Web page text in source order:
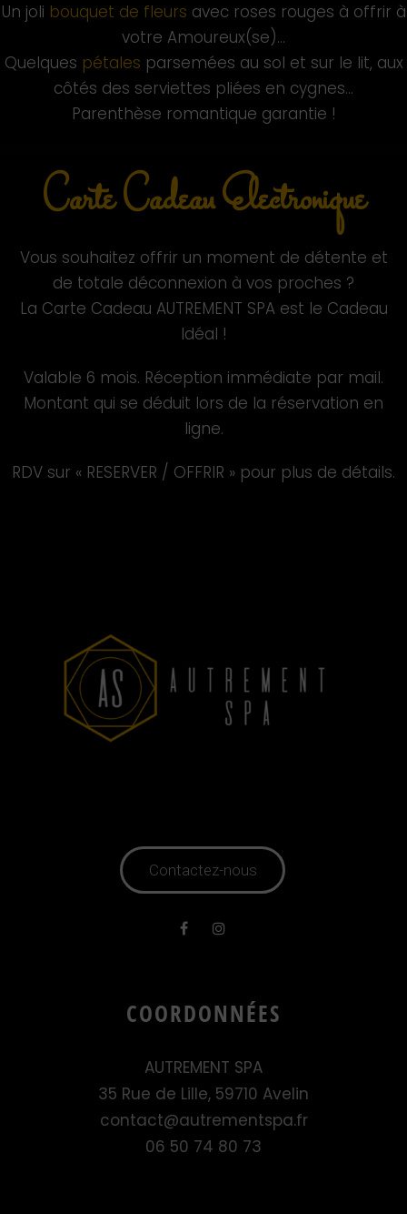
Un joli bouquet de fleurs avec roses rouges à offrir à
votre Amoureux(se)…
Quelques pétales parsemées au sol et sur le lit, aux
côtés des serviettes pliées en cygnes…
Parenthèse romantique garantie !
Carte Cadeau Electronique
Vous souhaitez offrir un moment de détente et
de totale déconnexion à vos proches ?
La Carte Cadeau AUTREMENT SPA est le Cadeau
Idéal !
Valable 6 mois. Réception immédiate par mail.
Montant qui se déduit lors de la réservation en
ligne.
RDV sur « RESERVER / OFFRIR » pour plus de détails.
Contactez-nous
COORDONNÉES
AUTREMENT SPA
35 Rue de Lille, 59710 Avelin
contact@autrementspa.fr
06 50 74 80 73